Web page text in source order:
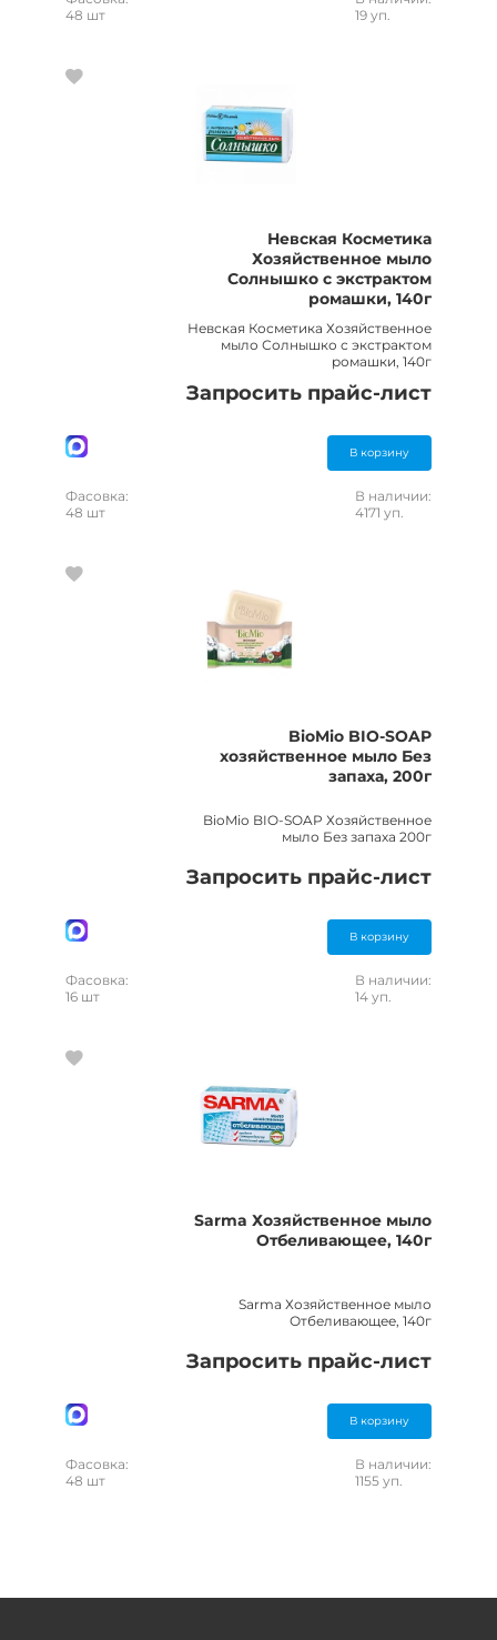
48 шт
19 уп.
Невская Косметика
Хозяйственное мыло
Солнышко с экстрактом
ромашки, 140г
Невская Косметика Хозяйственное
мыло Солнышко с экстрактом
ромашки, 140г
Запросить прайс-лист
В корзину
Фасовка:
48 шт
В наличии:
4171 уп.
BioMio BIO-SOAP
хозяйственное мыло Без
запаха, 200г
BioMio BIO-SOAP Хозяйственное
мыло Без запаха 200г
Запросить прайс-лист
В корзину
Фасовка:
16 шт
В наличии:
14 уп.
Sarma Хозяйственное мыло
Отбеливающее, 140г
Sarma Хозяйственное мыло
Отбеливающее, 140г
Запросить прайс-лист
В корзину
Фасовка:
48 шт
В наличии:
1155 уп.